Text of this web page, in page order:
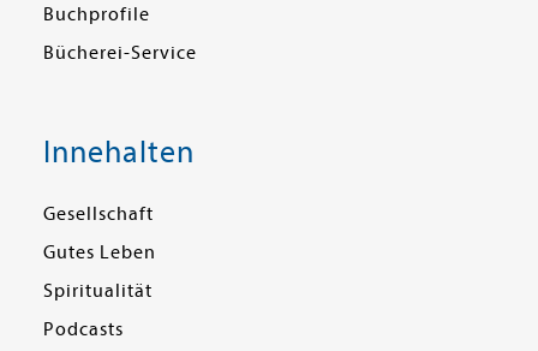
Buchprofile
Bücherei-Service
Innehalten
Gesellschaft
Gutes Leben
Spiritualität
Podcasts